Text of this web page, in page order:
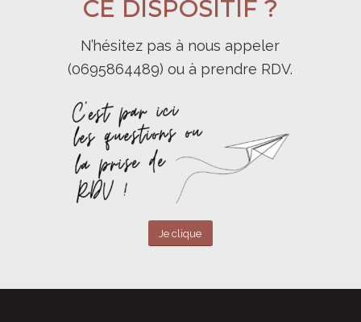
CE DISPOSITIF ?
N’hésitez pas à nous appeler
(0695864489) ou à prendre RDV.
Je clique